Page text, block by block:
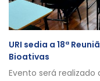
URI sedia a 18ª
Bioativas
Evento será realizado